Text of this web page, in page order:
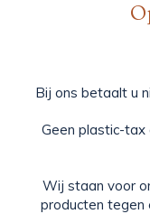
Bij ons betaalt u
Geen plastic-tax
Wij staan voor
producten tegen